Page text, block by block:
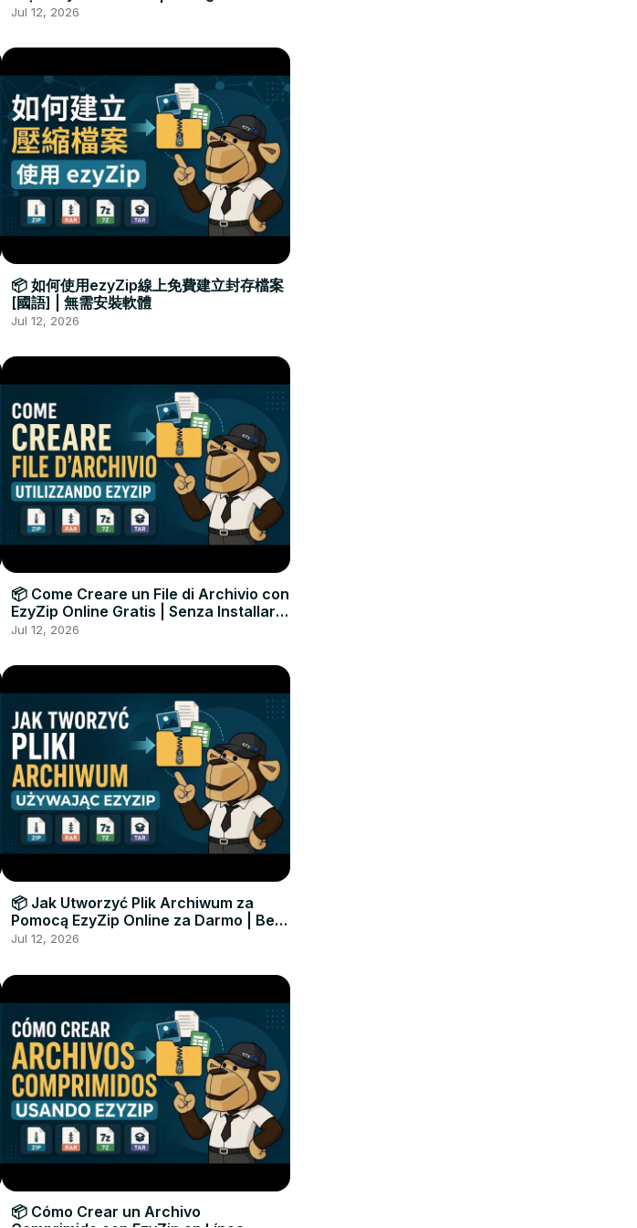
Đặt Phần Mềm
Jul 12, 2026
📦 如何使用ezyZip線上免費建立封存檔案
[國語] | 無需安裝軟體
Jul 12, 2026
📦 Come Creare un File di Archivio con
EzyZip Online Gratis | Senza Installare
Software
Jul 12, 2026
📦 Jak Utworzyć Plik Archiwum za
Pomocą EzyZip Online za Darmo | Bez
Instalacji Oprogramowania
Jul 12, 2026
📦 Cómo Crear un Archivo